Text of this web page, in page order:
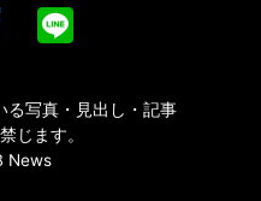
る写真・見出し・記事
じます。
News